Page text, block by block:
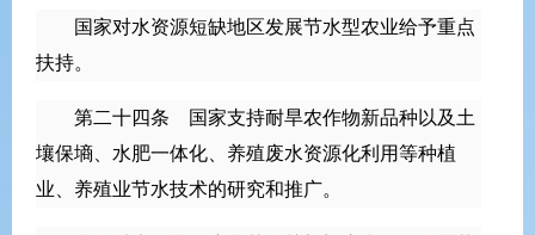
国家对水资源短缺地区发展节水型农业给予重点
扶持。
第二十四条 国家支持耐旱农作物新品种以及土
壤保墒、水肥一体化、养殖废水资源化利用等种植
业、养殖业节水技术的研究和推广。